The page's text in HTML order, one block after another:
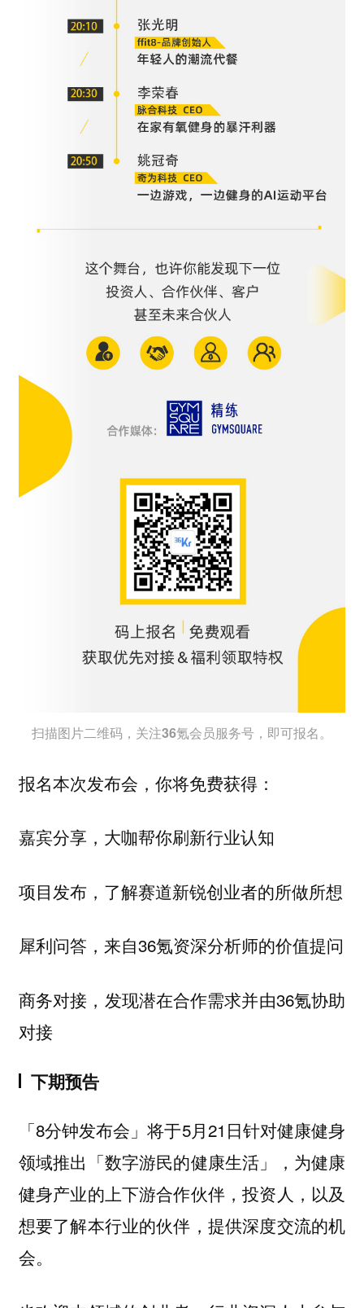
扫描图片二维码，关注36氪会员服务号，即可报名。
报名本次发布会，你将免费获得：
嘉宾分享，大咖帮你刷新行业认知
项目发布，了解赛道新锐创业者的所做所想
犀利问答，来自36氪资深分析师的价值提问
商务对接，发现潜在合作需求并由36氪协助
对接
下期预告
「8分钟发布会」将于5月21日针对健康健身
领域推出「数字游民的健康生活」，为健康
健身产业的上下游合作伙伴，投资人，以及
想要了解本行业的伙伴，提供深度交流的机
会。